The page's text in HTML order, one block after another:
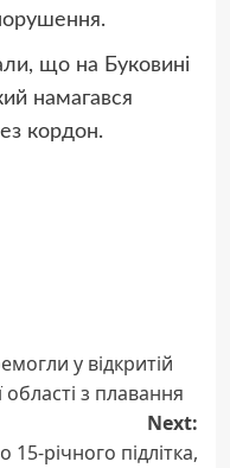
що на Буковині
намагався
кордон.
у відкритій
з плавання
Next:
річного підлітка,